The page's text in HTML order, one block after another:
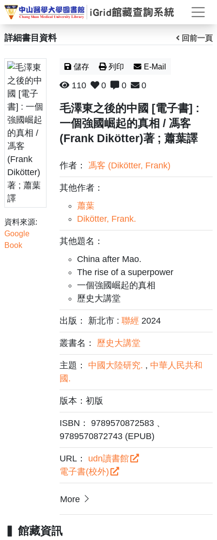
打
詳細書目資料 回前一頁
資料來源:
Google
Book
儲存 列印 E-Mail
110 0 0 0
毛澤東之後的中國 [電子書] :
一個強國崛起的真相 / 馮客
(Frank Dikötter)著 ; 蕭葉譯
作者： 馮客 (Dikötter, Frank)
其他作者：
蕭葉
Dikötter, Frank.
其他題名：
China after Mao.
The rise of a superpower
一個強國崛起的真相
歷史大講堂
出版： 新北市 :聯經 2024
叢書名： 歷史大講堂
主題： 中國大陸研究. , 中華人民共和
國.
版本：初版
ISBN： 9789570872583 、
9789570872743 (EPUB)
URL： udn讀書館
電子書(校外)
More
館藏資訊